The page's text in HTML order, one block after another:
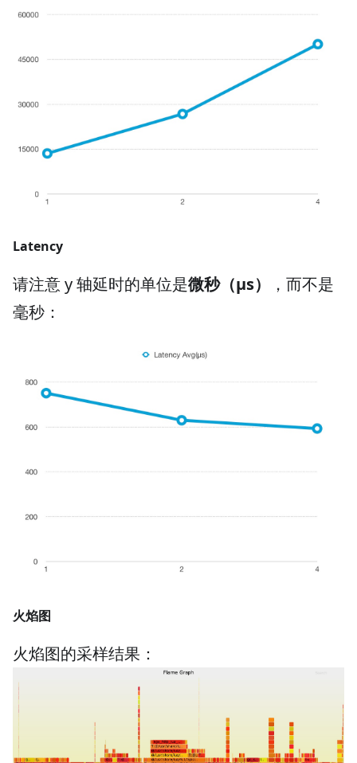
Latency
请注意 y 轴延时的单位是微秒（μs）
，而不是
毫秒：
火焰图
火焰图的采样结果：